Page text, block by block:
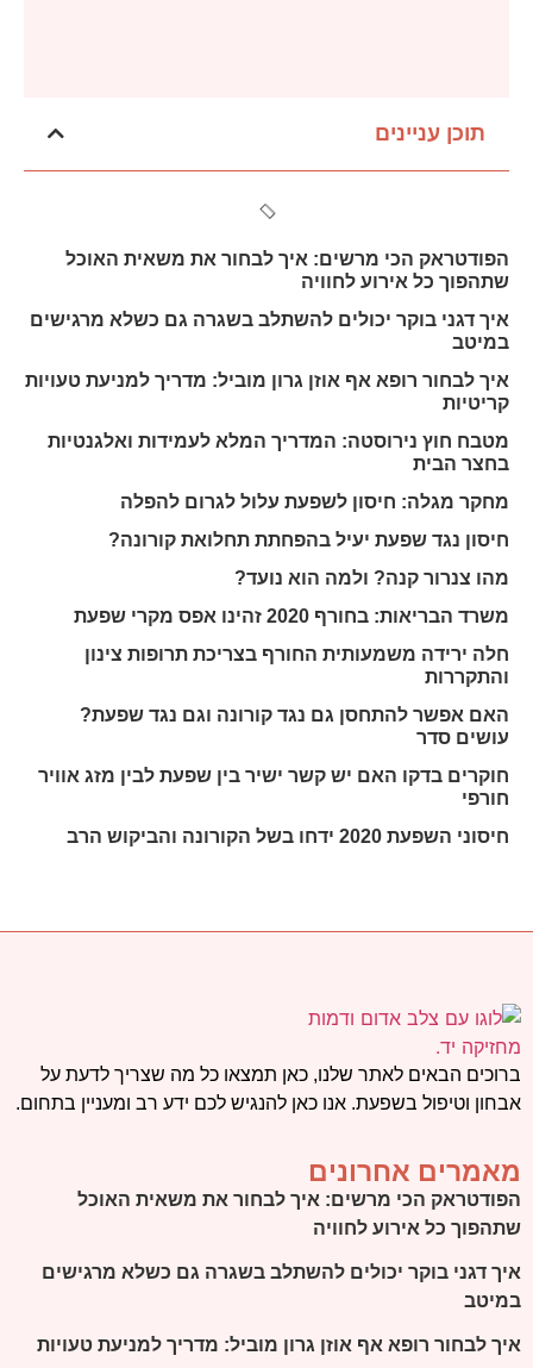
תוכן עניינים
הפודטראק הכי מרשים: איך לבחור את משאית האוכל
שתהפוך כל אירוע לחוויה
איך דגני בוקר יכולים להשתלב בשגרה גם כשלא מרגישים
במיטב
איך לבחור רופא אף אוזן גרון מוביל: מדריך למניעת טעויות
קריטיות
מטבח חוץ נירוסטה: המדריך המלא לעמידות ואלגנטיות
בחצר הבית
מחקר מגלה: חיסון לשפעת עלול לגרום להפלה
חיסון נגד שפעת יעיל בהפחתת תחלואת קורונה?
מהו צנרור קנה? ולמה הוא נועד?
משרד הבריאות: בחורף 2020 זהינו אפס מקרי שפעת
חלה ירידה משמעותית החורף בצריכת תרופות צינון
והתקררות
האם אפשר להתחסן גם נגד קורונה וגם נגד שפעת?
עושים סדר
חוקרים בדקו האם יש קשר ישיר בין שפעת לבין מזג אוויר
חורפי
חיסוני השפעת 2020 ידחו בשל הקורונה והביקוש הרב
ברוכים הבאים לאתר שלנו, כאן תמצאו כל מה שצריך לדעת על
אבחון וטיפול בשפעת. אנו כאן להנגיש לכם ידע רב ומעניין בתחום.
מאמרים אחרונים
הפודטראק הכי מרשים: איך לבחור את משאית האוכל
שתהפוך כל אירוע לחוויה
איך דגני בוקר יכולים להשתלב בשגרה גם כשלא מרגישים
במיטב
איך לבחור רופא אף אוזן גרון מוביל: מדריך למניעת טעויות